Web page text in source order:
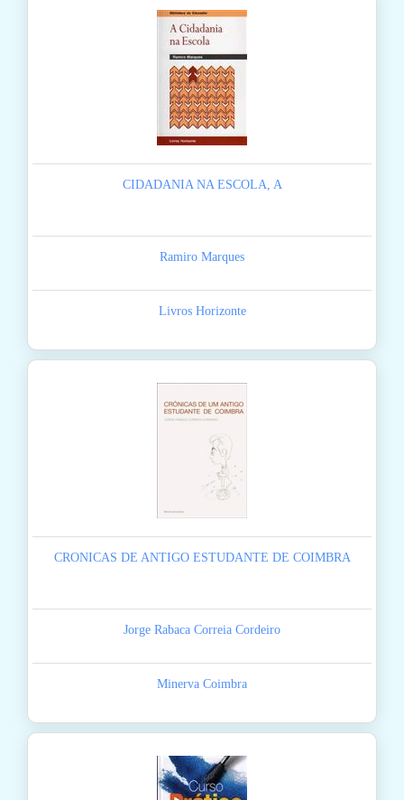
CIDADANIA NA ESCOLA, A
Ramiro Marques
Livros Horizonte
CRONICAS DE ANTIGO ESTUDANTE DE COIMBRA
Jorge Rabaca Correia Cordeiro
Minerva Coimbra